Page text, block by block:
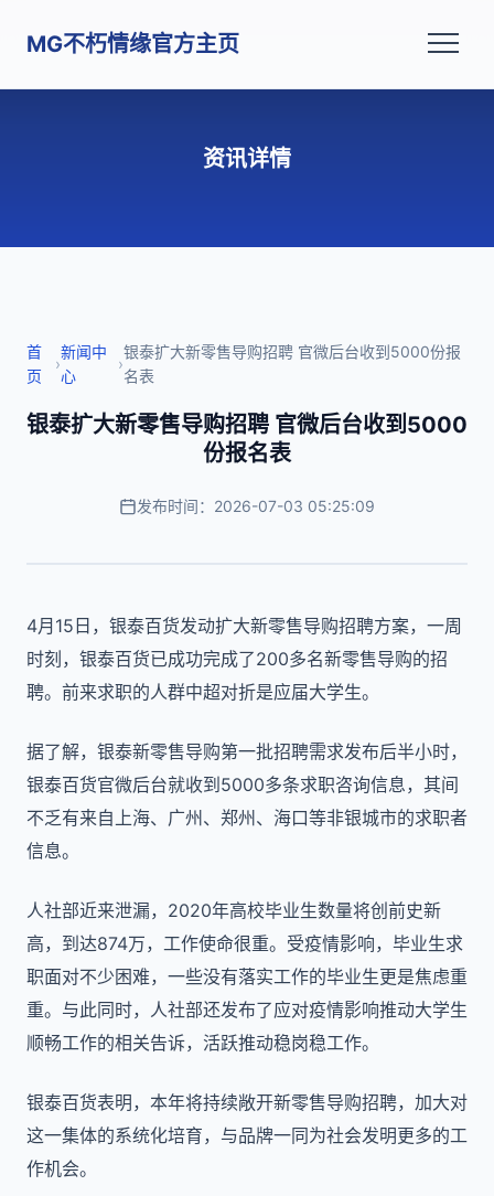
MG不朽情缘官方主页
资讯详情
首
页
›
新闻中
心
›
银泰扩大新零售导购招聘 官微后台收到5000份报
名表
银泰扩大新零售导购招聘 官微后台收到5000
份报名表
发布时间：2026-07-03 05:25:09
4月15日，银泰百货发动扩大新零售导购招聘方案，一周
时刻，银泰百货已成功完成了200多名新零售导购的招
聘。前来求职的人群中超对折是应届大学生。
据了解，银泰新零售导购第一批招聘需求发布后半小时，
银泰百货官微后台就收到5000多条求职咨询信息，其间
不乏有来自上海、广州、郑州、海口等非银城市的求职者
信息。
人社部近来泄漏，2020年高校毕业生数量将创前史新
高，到达874万，工作使命很重。受疫情影响，毕业生求
职面对不少困难，一些没有落实工作的毕业生更是焦虑重
重。与此同时，人社部还发布了应对疫情影响推动大学生
顺畅工作的相关告诉，活跃推动稳岗稳工作。
银泰百货表明，本年将持续敞开新零售导购招聘，加大对
这一集体的系统化培育，与品牌一同为社会发明更多的工
作机会。